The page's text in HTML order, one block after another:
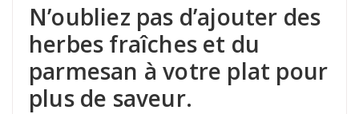
N’oubliez pas d’ajouter des
herbes fraîches et du
parmesan à votre plat pour
plus de saveur.